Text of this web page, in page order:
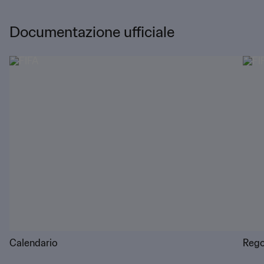
Documentazione ufficiale
Calendario